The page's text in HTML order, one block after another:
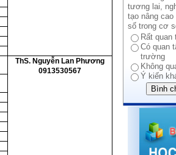
ThS. Nguyễn Lan Phương
0913530567
tương lai,
tạo nâng
số trong cơ
Rất quan
Có quan
trường
Không
Ý kiến